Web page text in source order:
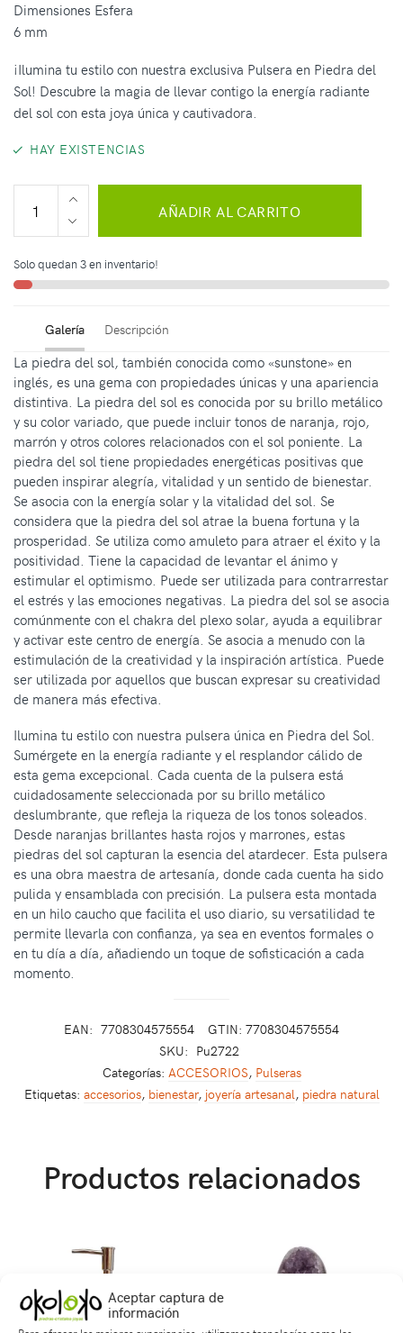
Aceptar captura de
información
Dimensiones Esfera
6 mm
¡Ilumina tu estilo con nuestra exclusiva Pulsera en Piedra del
Sol! Descubre la magia de llevar contigo la energía radiante
del sol con esta joya única y cautivadora.
HAY EXISTENCIAS
AÑADIR AL CARRITO
Solo quedan 3 en inventario!
Galería Descripción
La piedra del sol, también conocida como «sunstone» en
inglés, es una gema con propiedades únicas y una apariencia
distintiva. La piedra del sol es conocida por su brillo metálico
y su color variado, que puede incluir tonos de naranja, rojo,
marrón y otros colores relacionados con el sol poniente. La
piedra del sol tiene propiedades energéticas positivas que
pueden inspirar alegría, vitalidad y un sentido de bienestar.
Se asocia con la energía solar y la vitalidad del sol. Se
considera que la piedra del sol atrae la buena fortuna y la
prosperidad. Se utiliza como amuleto para atraer el éxito y la
positividad. Tiene la capacidad de levantar el ánimo y
estimular el optimismo. Puede ser utilizada para contrarrestar
el estrés y las emociones negativas. La piedra del sol se asocia
comúnmente con el chakra del plexo solar, ayuda a equilibrar
y activar este centro de energía. Se asocia a menudo con la
estimulación de la creatividad y la inspiración artística. Puede
ser utilizada por aquellos que buscan expresar su creatividad
de manera más efectiva.
Ilumina tu estilo con nuestra pulsera única en Piedra del Sol.
Sumérgete en la energía radiante y el resplandor cálido de
esta gema excepcional. Cada cuenta de la pulsera está
cuidadosamente seleccionada por su brillo metálico
deslumbrante, que refleja la riqueza de los tonos soleados.
Desde naranjas brillantes hasta rojos y marrones, estas
piedras del sol capturan la esencia del atardecer. Esta pulsera
es una obra maestra de artesanía, donde cada cuenta ha sido
pulida y ensamblada con precisión. La pulsera esta montada
en un hilo caucho que facilita el uso diario, su versatilidad te
permite llevarla con confianza, ya sea en eventos formales o
en tu día a día, añadiendo un toque de sofisticación a cada
momento.
EAN: 7708304575554
GTIN: 7708304575554
SKU: Pu2722
Categorías: ACCESORIOS, Pulseras
Etiquetas: accesorios, bienestar, joyería artesanal, piedra natural
Productos relacionados